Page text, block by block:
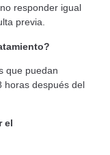
responder igual
previa.
que puedan
horas después del
el